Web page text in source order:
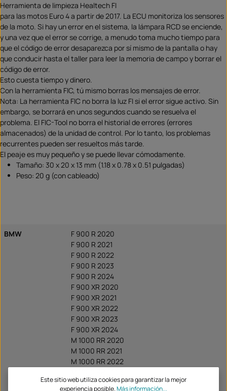
Herramienta de limpieza Healtech FI
para las motos Euro 4 a partir de 2017. La ECU monitoriza los sensores
de la moto. Si hay un error en el sistema, la lámpara RCD se enciende,
y una vez que el error se corrige, a menudo toma mucho tiempo para
que el código de error desaparezca por sí mismo de la pantalla o hay
que conducir hasta el taller para leer la memoria de campo y borrar el
código de error.
Esto cuesta tiempo y dinero.
Con la herramienta FIC, tú mismo borras los mensajes de error.
Nota: La herramienta FIC no borra la luz FI si el error sigue activo. Sin
embargo, se borrará en unos segundos cuando se resuelva el
problema. El FIC-Tool no borra el historial de errores (errores
almacenados) de la unidad de control. Por lo tanto, los problemas
recurrentes pueden ser resueltos más tarde.
El peaje es muy pequeño y se puede llevar cómodamente.
Tamaño: 30 x 20 x 13 mm (1.18 x 0.78 x 0.51 pulgadas)
Peso: 20 g (con cableado)
BMW
F 900 R 2020
F 900 R 2021
F 900 R 2022
F 900 R 2023
F 900 R 2024
F 900 XR 2020
F 900 XR 2021
F 900 XR 2022
F 900 XR 2023
F 900 XR 2024
M 1000 RR 2020
M 1000 RR 2021
M 1000 RR 2022
M 1000 RR 2024
Este sitio web utiliza cookies para garantizar la mejor
experiencia posible.Más información...